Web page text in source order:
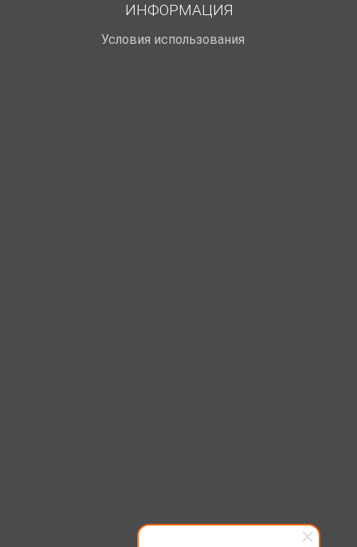
ИНФОРМАЦИЯ
Условия использования